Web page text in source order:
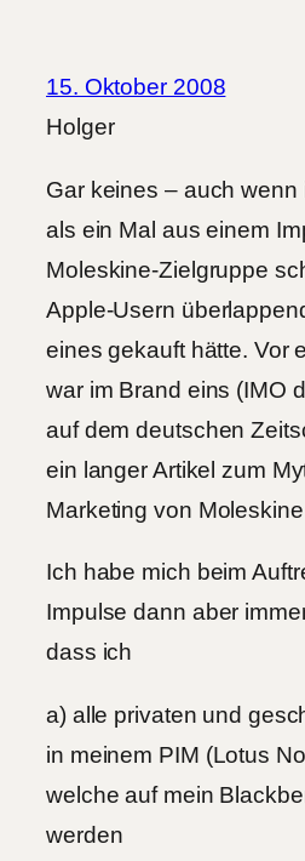
15. Oktober 2008
Holger
Gar keines – auch
als ein Mal aus einem
Moleskine-Zielgruppe
Apple-Usern
eines gekauft hätte. Vor
war im Brand eins (IMO
auf dem deutschen
ein langer Artikel zum
Marketing von
Ich habe mich beim
Impulse dann aber
dass ich
a) alle privaten und
in meinem PIM (Lotus
welche auf mein
werden